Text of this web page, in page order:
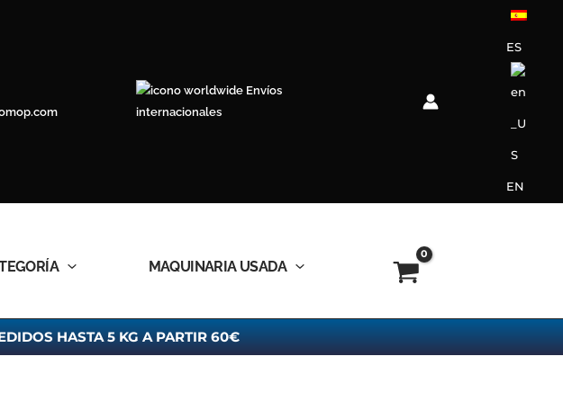
Envíos
internacionales
ES
EN
MAQUINARIA USADA
HASTA 5 KG A PARTIR 60€